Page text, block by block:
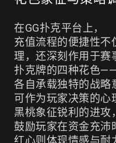
在GG扑克平台上，
充值流程的便捷性不
理，还深刻作用于赛
扑克牌的四种花色
各自承载独特的战略
可作为玩家决策的心
黑桃象征锐利的进攻，
鼓励玩家在资金充沛